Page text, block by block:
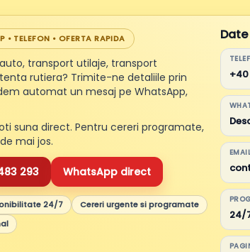
TELEFON • OFERTA RAPIDA
transport utilaje, transport
rutiera? Trimite-ne detaliile prin
automat un mesaj pe WhatsApp,
suna direct. Pentru cereri programate,
mai jos.
293 WhatsApp direct
24/7
Cereri urgente si programate
+40
24/